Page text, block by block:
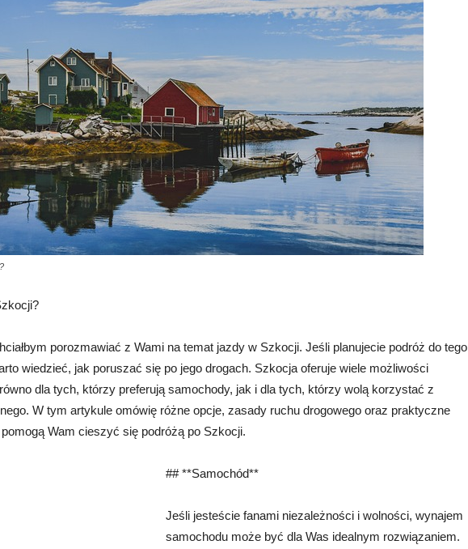
porozmawiać z Wami na temat jazdy w Szkocji. Jeśli planujecie podróż do tego
wiedzieć, jak poruszać się po jego drogach. Szkocja oferuje wiele możliwości
dla tych, którzy preferują samochody, jak i dla tych, którzy wolą korzystać z
W tym artykule omówię różne opcje, zasady ruchu drogowego oraz praktyczne
Wam cieszyć się podróżą po Szkocji.
## **Samochód**
Jeśli jesteście fanami niezależności i wolności, wynajem
samochodu może być dla Was idealnym rozwiązaniem.